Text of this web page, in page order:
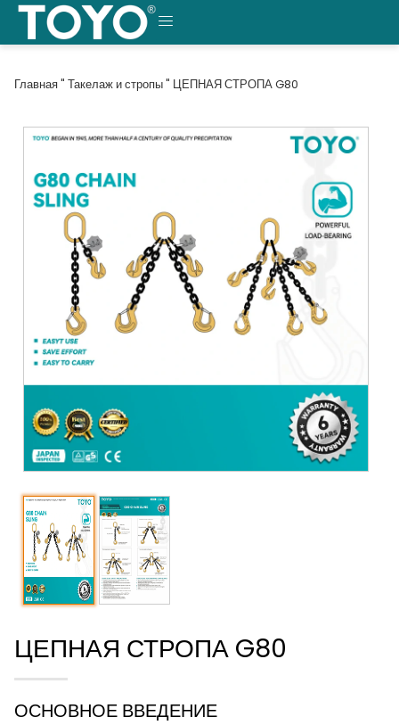
Перейти
содержанию
МЕНЮ
Главная" Такелаж и стропы" ЦЕПНАЯ СТРОПА G80
ЦЕПНАЯ СТРОПА G80
ОСНОВНОЕ ВВЕДЕНИЕ